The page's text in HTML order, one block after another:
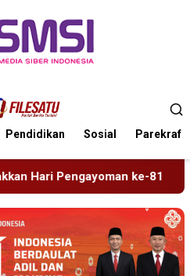
Pendidikan Sosial Parekraf
Tragedi Proyek Masjid